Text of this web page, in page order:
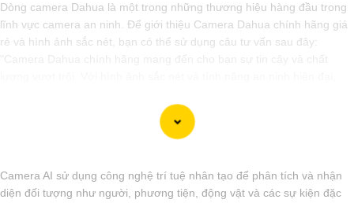
Dòng camera Dahua là một trong những thương hiệu hàng đầu trong
lĩnh vực camera an ninh. Để giới thiệu Camera Dahua chính hãng giá
rẻ và hình ảnh sắc nét, bạn có thể sử dụng câu tư vấn sau đây:
ngần ngại trải nghiệm sự ổn định và chất lượng vượt trội của Camera
Dahua chính hãng với mức giá vô cùng hấp dẫn."
Camera AI sử dụng công nghệ trí tuệ nhân tạo để phân tích và nhận
diện đối tượng như người, phương tiện, động vật và các sự kiện đặc